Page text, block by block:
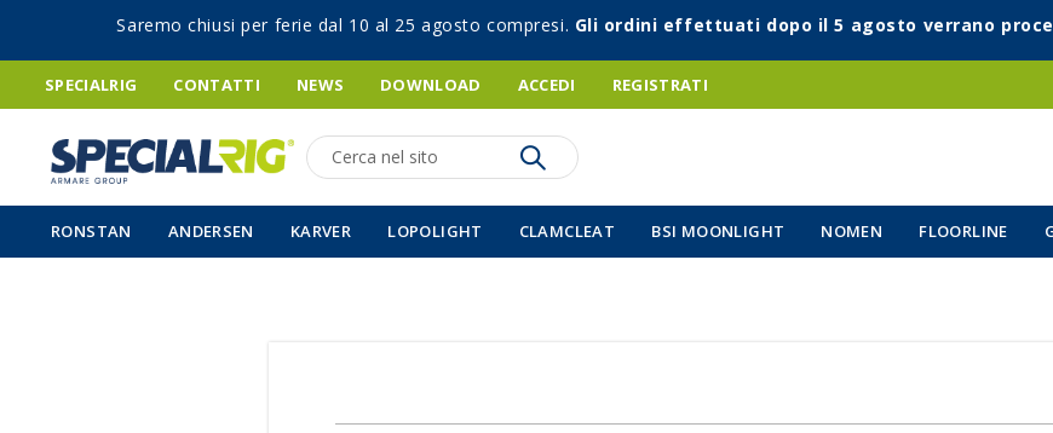
Saremo chiusi per ferie dal 10 al 25 agosto compresi. Gli ordini effettuati dopo il 5 agosto verrano
SPECIALRIG CONTATTI NEWS DOWNLOAD ACCEDI REGISTRATI
Ricerca
RONSTAN ANDERSEN KARVER LOPOLIGHT CLAMCLEAT BSI MOONLIGHT NOMEN FLOORLINE